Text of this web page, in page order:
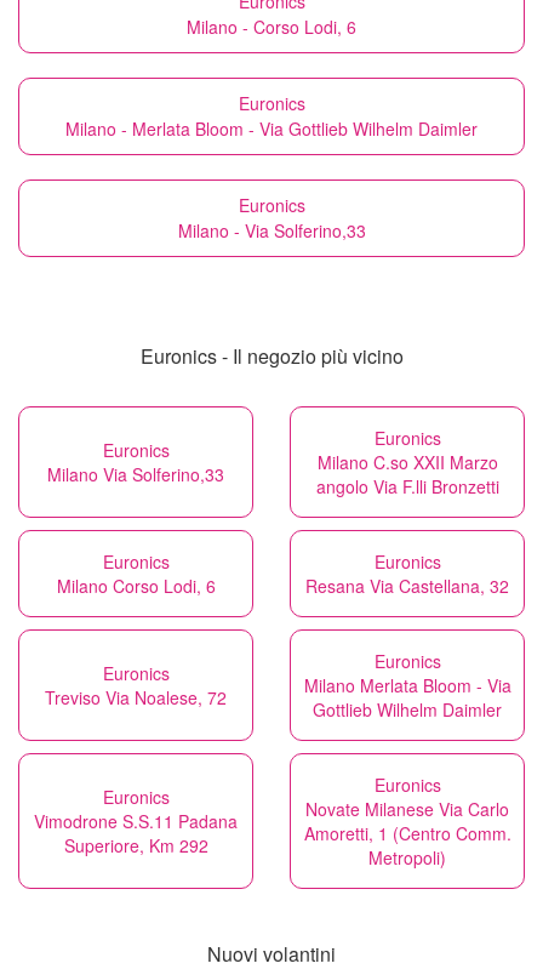
Milano - Corso Lodi, 6
Euronics
Milano - Merlata Bloom - Via Gottlieb Wilhelm Daimler
Euronics
Milano - Via Solferino,33
Euronics - Il negozio più vicino
Euronics
Milano Via Solferino,33
Euronics
Milano C.so XXII Marzo
angolo Via F.lli Bronzetti
Euronics
Milano Corso Lodi, 6
Euronics
Resana Via Castellana, 32
Euronics
Treviso Via Noalese, 72
Euronics
Milano Merlata Bloom - Via
Gottlieb Wilhelm Daimler
Euronics
Vimodrone S.S.11 Padana
Superiore, Km 292
Euronics
Novate Milanese Via Carlo
Amoretti, 1 (Centro Comm.
Metropoli)
Nuovi volantini